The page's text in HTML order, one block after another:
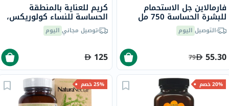
فارمالاين جل الاستحمام
للبشرة الحساسة 750 مل
التوصيل اليوم
55.30
79
كريم للعناية بالمنطقة
الحساسة للنساء كولوريكس،
50 جرامتوصيل مجاني اليوم
125
20% خصم 25% خصم